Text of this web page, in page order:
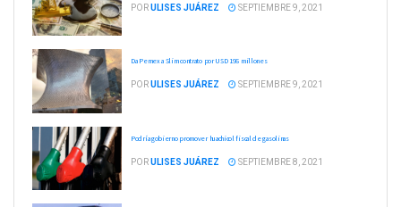
PORULISES JUÁREZ SEPTIEMBRE 9, 2021
Da Pemex a Slim contrato por USD 196 millones
PORULISES JUÁREZ SEPTIEMBRE 9, 2021
Podría gobierno promover huachicol fiscal de gasolinas
PORULISES JUÁREZ SEPTIEMBRE 8, 2021